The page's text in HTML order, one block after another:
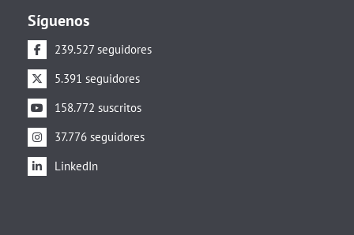
Síguenos
239.527 seguidores
5.391 seguidores
158.772 suscritos
37.776 seguidores
LinkedIn